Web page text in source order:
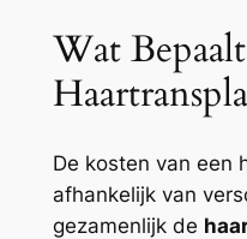
Wat
De kosten van een
afhankelijk van
gezamenlijk de